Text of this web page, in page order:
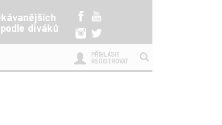
diváků
PŘIHLÁSIT
REGISTROVAT